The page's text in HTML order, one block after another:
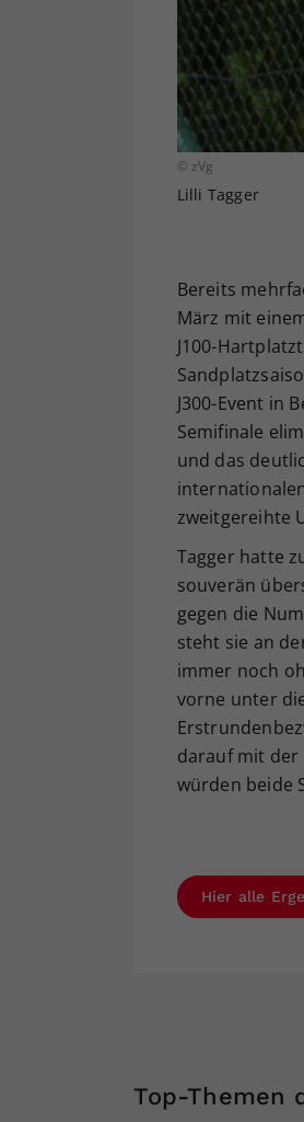
© zVg
Lilli Tagger
Bereits
März mit
J100-
J300-Event in
Semifinale
und das
zweitgereihte
Tagger hatte
souverän
gegen die
steht sie an
immer noch
vorne unter
darauf mit der
würden beide
Hier alle
Top-Themen